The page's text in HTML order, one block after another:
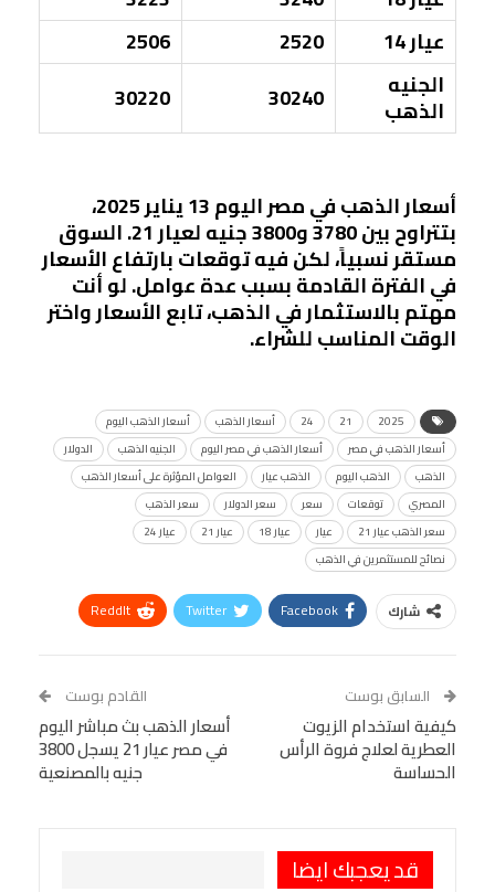
عيار 14
2520
2506
الجنيه
الذهب 30240
30220
أسعار الذهب في مصر اليوم 13 يناير 2025،
بتتراوح بين 3780 و3800 جنيه لعيار 21. السوق
مستقر نسبياً، لكن فيه توقعات بارتفاع الأسعار
في الفترة القادمة بسبب عدة عوامل. لو أنت
مهتم بالاستثمار في الذهب، تابع الأسعار واختر
الوقت المناسب للشراء.
2025
21
24 أسعار الذهب
أسعار الذهب اليوم
أسعار الذهب في مصر
أسعار الذهب في مصر اليوم الجنيه الذهب
الدولار
الذهب
الذهب اليوم الذهب عيار
العوامل المؤثرة على أسعار الذهب
المصري
توقعات سعر سعر الدولار
سعر الذهب
سعر الذهب عيار 21
عيار عيار 18 عيار 21
عيار 24
نصائح للمستثمرين في الذهب
شارك Facebook
Twitter
ReddIt
Tumblr
البريد الإلكتروني
StumbleUpon
VK
Digg
LINE
BlackBerry
Viber
السابق بوست
كيفية استخدام الزيوت
العطرية لعلاج فروة الرأس
الحساسة
القادم بوست
أسعار الذهب بث مباشر اليوم
في مصر عيار 21 يسجل 3800
جنيه بالمصنعية
قد يعجبك ايضا